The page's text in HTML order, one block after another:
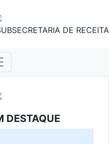
DE RECEITA
DESTAQUE